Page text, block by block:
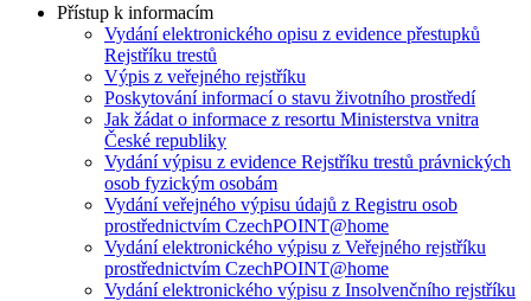
Přístup k informacím
Vydání elektronického opisu z evidence přestupků
Rejstříku trestů
Výpis z veřejného rejstříku
Poskytování informací o stavu životního prostředí
Jak žádat o informace z resortu Ministerstva vnitra
České republiky
Vydání výpisu z evidence Rejstříku trestů právnických
osob fyzickým osobám
Vydání veřejného výpisu údajů z Registru osob
prostřednictvím CzechPOINT@home
Vydání elektronického výpisu z Veřejného rejstříku
prostřednictvím CzechPOINT@home
Vydání elektronického výpisu z Insolvenčního rejstříku